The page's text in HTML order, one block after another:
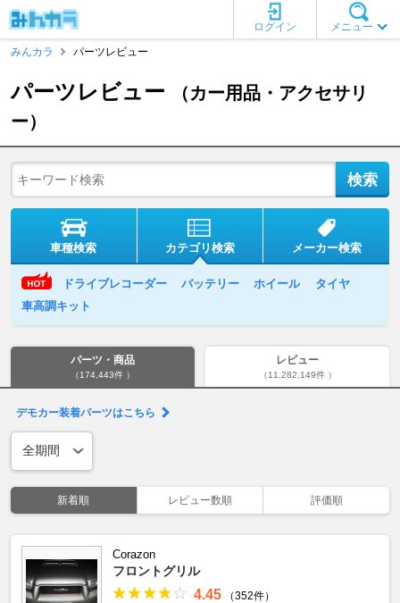
メニュー
ログイン
みんカラ
パーツレビュー
パーツレビュー
（カー用品・アクセサリ
ー）
車種検索 カテゴリ検索 メーカー検索
ドライブレコーダー バッテリー ホイール
タイヤ
車高調キット
パーツ・商品
（174,443件 ）
レビュー
（11,282,149件 ）
デモカー装着パーツはこちら
新着順 レビュー数順 評価順
Corazon
フロントグリル
4.45
（352件）